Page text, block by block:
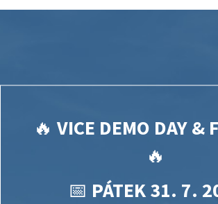
🔥 VICE DEMO DAY &
🔥
📅 PÁTEK 31. 7.